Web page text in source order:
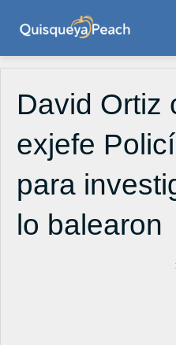
David Ortiz
exjefe
para
lo balearon